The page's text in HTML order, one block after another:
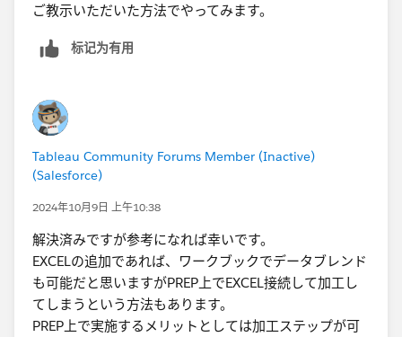
ご教示いただいた方法でやってみます。
标记为有用
Tableau Community Forums Member (Inactive)
(Salesforce)
2024年10月9日 上午10:38
解決済みですが参考になれば幸いです。
EXCELの追加であれば、ワークブックでデータブレンド
も可能だと思いますがPREP上でEXCEL接続して加工し
てしまうという方法もあります。
PREP上で実施するメリットとしては加工ステップが可